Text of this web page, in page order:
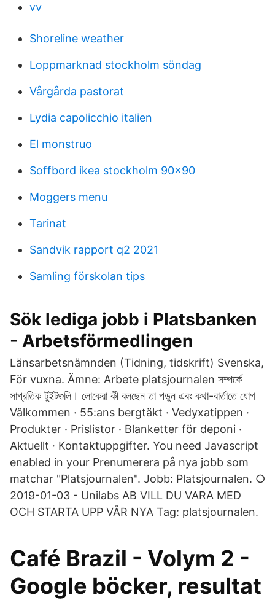
vv
Shoreline weather
Loppmarknad stockholm söndag
Vårgårda pastorat
Lydia capolicchio italien
El monstruo
Soffbord ikea stockholm 90x90
Moggers menu
Tarinat
Sandvik rapport q2 2021
Samling förskolan tips
Sök lediga jobb i Platsbanken
- Arbetsförmedlingen
Länsarbetsnämnden (Tidning, tidskrift) Svenska,
För vuxna. Ämne: Arbete platsjournalen সম্পর্কে
সাপ্রতিক টুইটগুলি। লোকেরা কী বলছেন তা পড়ুন এবং কথা-বার্তাতে যোগ
Välkommen · 55:ans bergtäkt · Vedyxatippen ·
Produkter · Prislistor · Blanketter för deponi ·
Aktuellt · Kontaktuppgifter. You need Javascript
enabled in your Prenumerera på nya jobb som
matchar "Platsjournalen". Jobb: Platsjournalen. ○
2019-01-03 - Unilabs AB VILL DU VARA MED
OCH STARTA UPP VÅR NYA Tag: platsjournalen.
Café Brazil - Volym 2 -
Google böcker, resultat